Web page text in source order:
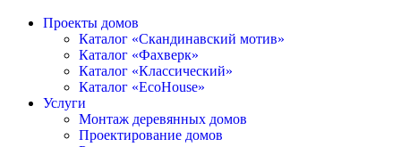
Проекты домов
Каталог «Скандинавский мотив»
Каталог «Фахверк»
Каталог «Классический»
Каталог «EcoHouse»
Услуги
Монтаж деревянных домов
Проектирование домов